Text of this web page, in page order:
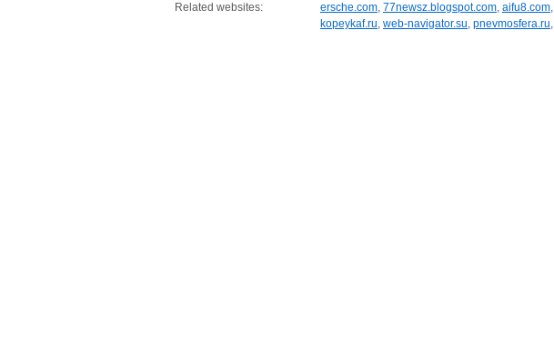
Related websites: ersche.com, 77newsz.blogspot.com, aifu8.com,
kopeykaf.ru, web-navigator.su, pnevmosfera.ru,